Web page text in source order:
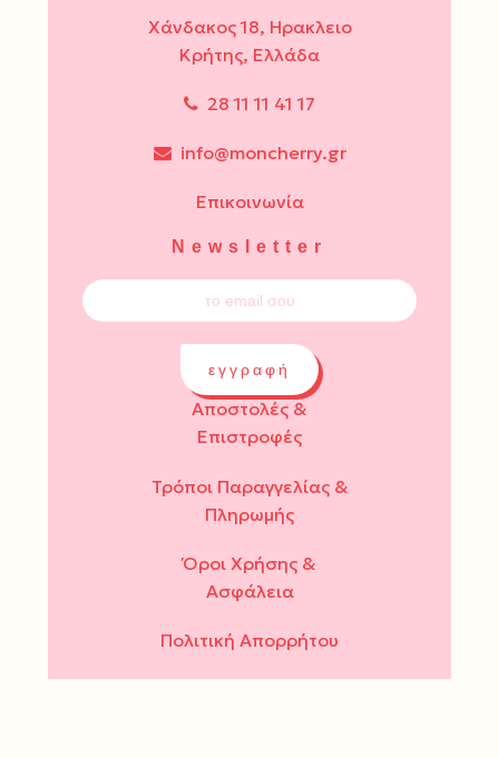
Χάνδακος 18, Ηρακλειο
Κρήτης, Ελλάδα
28 11 11 41 17
info@moncherry.gr
Επικοινωνία
Newsletter
εγγραφή
Αποστολές &
Επιστροφές
Τρόποι Παραγγελίας &
Πληρωμής
Όροι Χρήσης &
Ασφάλεια
Πολιτική Απορρήτου